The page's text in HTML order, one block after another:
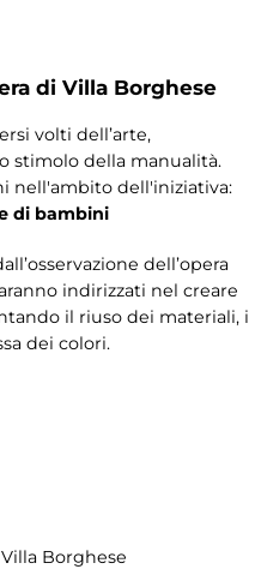
di Villa Borghese
volti dell’arte,
stimolo della manualità.
nell'ambito dell'iniziativa:
di bambini
dell’opera
indirizzati nel creare
il riuso dei materiali, i
dei colori.
Borghese